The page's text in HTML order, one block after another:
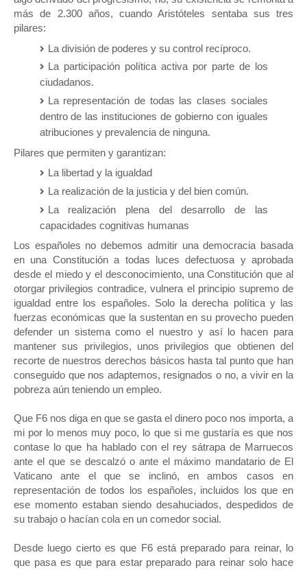
más de 2.300 años, cuando Aristóteles sentaba sus tres
pilares:
La división de poderes y su control recíproco.
La participación política activa por parte de los
ciudadanos.
La representación de todas las clases sociales
dentro de las instituciones de gobierno con iguales
atribuciones y prevalencia de ninguna.
Pilares que permiten y garantizan:
La libertad y la igualdad
La realización de la justicia y del bien común.
La realización plena del desarrollo de las
capacidades cognitivas humanas
Los españoles no debemos admitir una democracia basada
en una Constitución a todas luces defectuosa y aprobada
desde el miedo y el desconocimiento, una Constitución que al
otorgar privilegios contradice, vulnera el principio supremo de
igualdad entre los españoles. Solo la derecha política y las
fuerzas económicas que la sustentan en su provecho pueden
defender un sistema como el nuestro y así lo hacen para
mantener sus privilegios, unos privilegios que obtienen del
recorte de nuestros derechos básicos hasta tal punto que han
conseguido que nos adaptemos, resignados o no, a vivir en la
pobreza aún teniendo un empleo.
Que F6 nos diga en que se gasta el dinero poco nos importa, a
mi por lo menos muy poco, lo que si me gustaría es que nos
contase lo que ha hablado con el rey sátrapa de Marruecos
ante el que se descalzó o ante el máximo mandatario de El
Vaticano ante el que se inclinó, en ambos casos en
representación de todos los españoles, incluidos los que en
ese momento estaban siendo desahuciados, despedidos de
su trabajo o hacían cola en un comedor social.
Desde luego cierto es que F6 está preparado para reinar, lo
que pasa es que para estar preparado para reinar solo hace